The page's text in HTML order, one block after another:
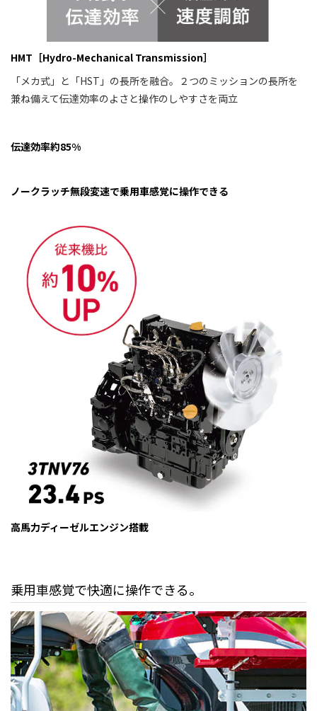
HMT［Hydro-Mechanical Transmission］
「メカ式」と「HST」の長所を融合。２つのミッションの長所を
兼ね備えて伝達効率のよさと操作のしやすさを両立
伝達効率約85%
ノークラッチ無段変速で乗用車感覚に操作できる
高馬力ディーゼルエンジン搭載
乗用車感覚で快適に操作できる。